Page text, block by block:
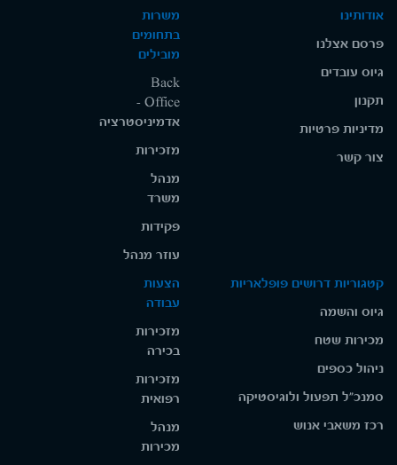
אודותינו
פרסם אצלנו
גיוס עובדים
תקנון
מדיניות פרטיות
צור קשר
משרות
בתחומים
מובילים
Back
Office -
אדמיניסטרציה
מזכירות
מנהל
משרד
פקידות
עוזר מנהל
קטגוריות דרושים פופלאריות
גיוס והשמה
מכירות שטח
ניהול כספים
סמנכ"ל תפעול ולוגיסטיקה
רכז משאבי אנוש
הצעות
עבודה
מזכירות
בכירה
מזכירות
רפואית
מנהל
מכירות